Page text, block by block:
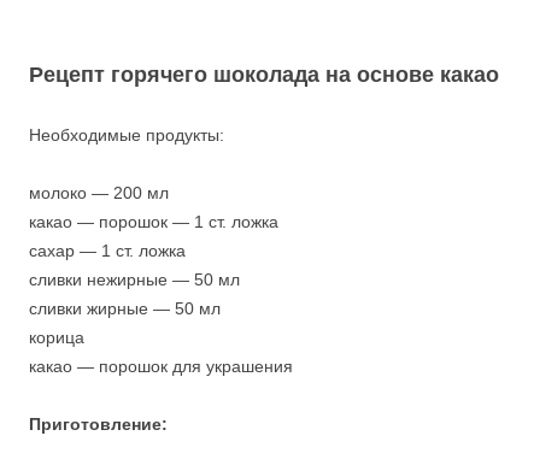
Рецепт горячего шоколада на основе какао
Необходимые продукты:
молоко — 200 мл
какао — порошок — 1 ст. ложка
сахар — 1 ст. ложка
сливки нежирные — 50 мл
сливки жирные — 50 мл
корица
какао — порошок для украшения
Приготовление: